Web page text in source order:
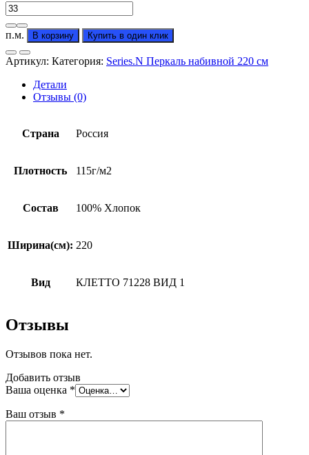
Количество
товара
Перкаль
"Клетто"
(от
производителя)
п.м. В корзину Купить в один клик
Артикул: Категория: Series.N Перкаль набивной 220 см
Детали
Отзывы (0)
Страна Россия
Плотность 115г/м2
Состав 100% Хлопок
Ширина(см): 220
Вид КЛЕТТО 71228 ВИД 1
Отзывы
Отзывов пока нет.
Добавить отзыв
Ваша оценка *
Ваш отзыв *